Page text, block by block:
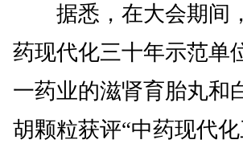
据悉，在大会期间
药现代化三十年示范单
一药业的滋肾育胎丸和
胡颗粒获评“中药现代